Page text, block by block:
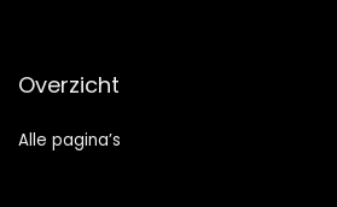
Overzicht
Alle pagina’s